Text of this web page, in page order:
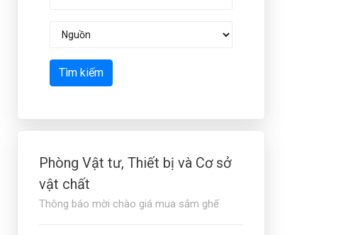
Tìm kiếm
Phòng Vật tư, Thiết bị và Cơ sở
vật chất
Thông báo mời chào giá mua sắm ghế